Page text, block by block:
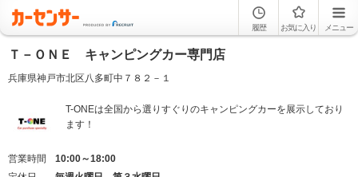
履歴 お気に入り メニュー
Ｔ－ＯＮＥ キャンピングカー専門店
兵庫県神戸市北区八多町中７８２－１
T-ONEは全国から選りすぐりのキャンピングカーを展示しており
ます！
営業時間
10:00～18:00